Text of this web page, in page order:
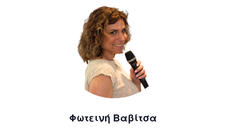
Φωτεινή Βαβίτσα